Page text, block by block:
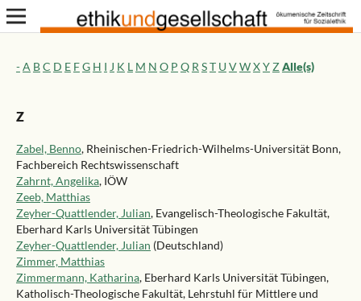
-A BC D E FG H I J K L M N O P Q R ST U VWXYZAlle(s)
Z
Zabel, Benno, Rheinischen-Friedrich-Wilhelms-Universität Bonn,
Fachbereich Rechtswissenschaft
Zahrnt, Angelika, IÖW
Zeeb, Matthias
Zeyher-Quattlender, Julian, Evangelisch-Theologische Fakultät,
Eberhard Karls Universität Tübingen
Zeyher-Quattlender, Julian (Deutschland)
Zimmer, Matthias
Zimmermann, Katharina, Eberhard Karls Universität Tübingen,
Katholisch-Theologische Fakultät, Lehrstuhl für Mittlere und